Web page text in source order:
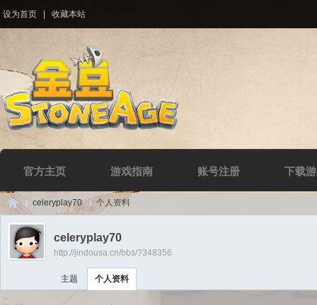
设为首页 收藏本站
官方主页 游戏指南 账号注册 下载
Di ›
celeryplay70 个人资料
celeryplay70
http://jindousa.cn/bbs/?348356
主题 个人资料